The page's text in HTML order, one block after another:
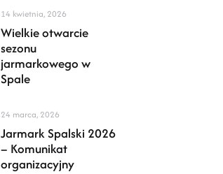
14 kwietnia, 2026
Wielkie otwarcie
sezonu
jarmarkowego w
Spale
24 marca, 2026
Jarmark Spalski 2026
– Komunikat
organizacyjny